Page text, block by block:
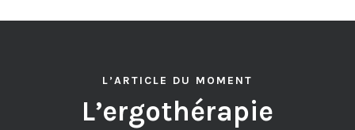
L’ARTICLE DU MOMENT
L’ergothérapie